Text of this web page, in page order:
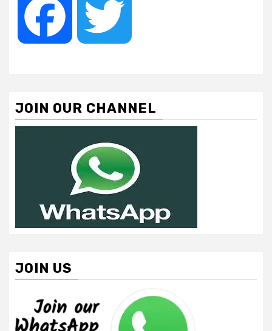
Facebook
JOIN OUR CHANNEL
JOIN US